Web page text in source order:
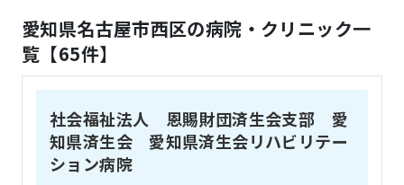
愛知県名古屋市西区の病院・クリニック一
覧【65件】
社会福祉法人 恩賜財団済生会支部 愛
知県済生会 愛知県済生会リハビリテー
ション病院